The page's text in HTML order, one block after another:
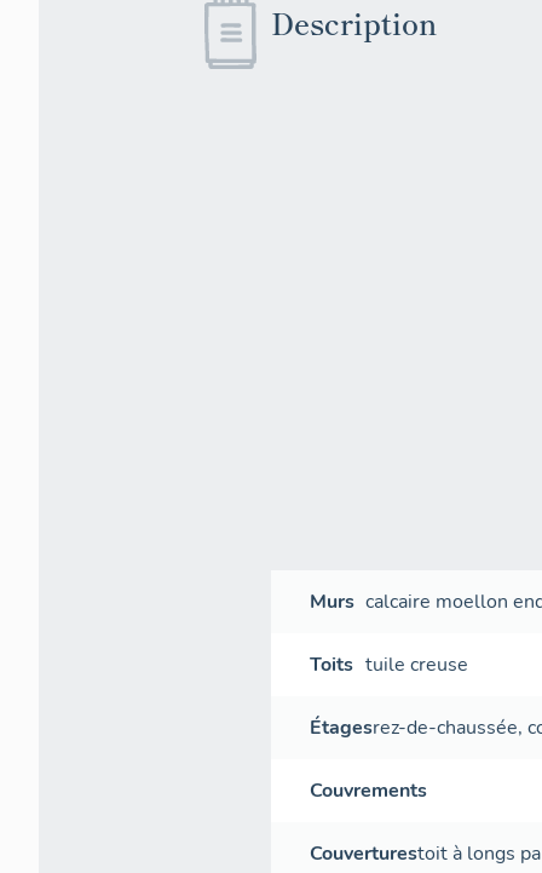
Description
Murs calcaire moellon
Toits tuile creuse
Étagesrez-de-chaussée,
Couvrements
Couverturestoit à longs